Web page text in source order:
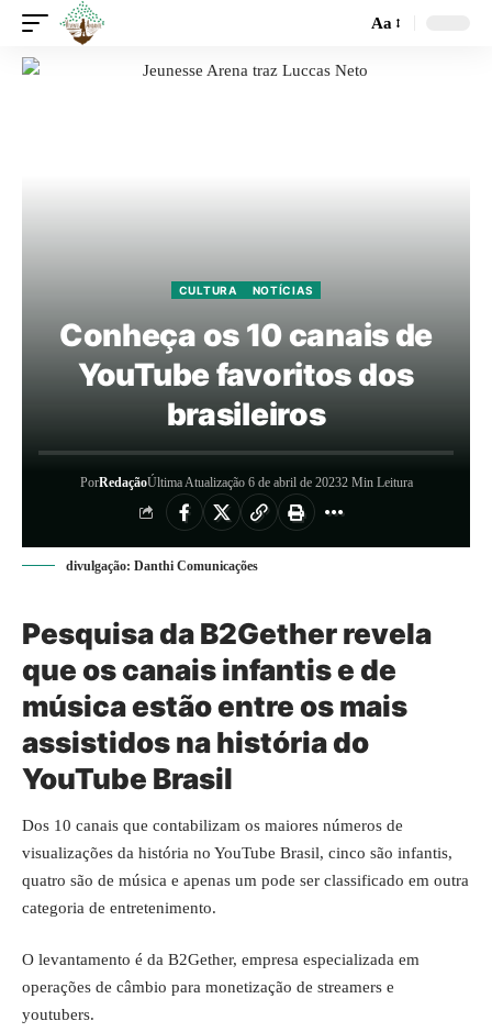
Aa
CULTURA NOTÍCIAS
Conheça os 10 canais de
YouTube favoritos dos
brasileiros
PorRedaçãoÚltima Atualização 6 de abril de 20232 Min Leitura
divulgação: Danthi Comunicações
Pesquisa da B2Gether revela
que os canais infantis e de
música estão entre os mais
assistidos na história do
YouTube Brasil
Dos 10 canais que contabilizam os maiores números de
visualizações da história no YouTube Brasil, cinco são infantis,
quatro são de música e apenas um pode ser classificado em outra
categoria de entretenimento.
O levantamento é da B2Gether, empresa especializada em
operações de câmbio para monetização de streamers e
youtubers.